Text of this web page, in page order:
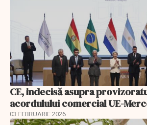
CE, indecisă asupra
acordulului comercial UE-
03 FEBRUARIE 2026